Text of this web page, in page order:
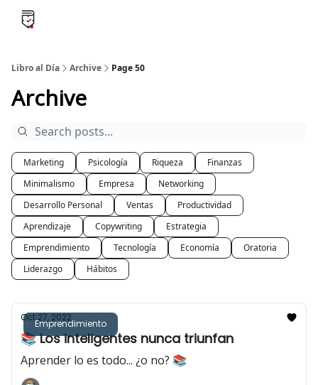
Libro al Día Archive Page 50
Archive
Marketing Psicología Riqueza
Finanzas
Minimalismo
Empresa
Networking
Desarrollo Personal
Ventas
Productividad
Aprendizaje
Copywriting
Estrategia
Emprendimiento
Tecnología Economía
Oratoria
Liderazgo
Hábitos
Emprendimiento
Oct 27, 2022
📚 Los inteligentes nunca triunfan
Aprender lo es todo... ¿o no? 📚